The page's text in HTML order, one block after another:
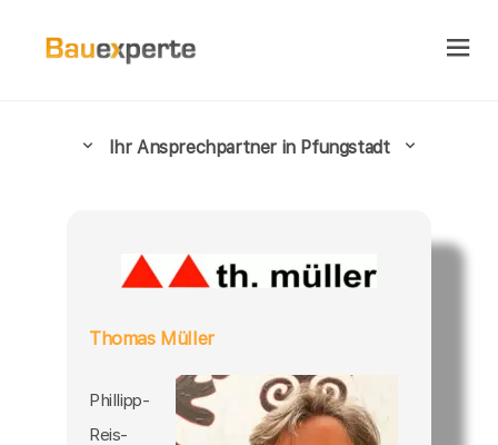
Ihr Ansprechpartner in Pfungstadt
Thomas Müller
Phillipp-
Reis-